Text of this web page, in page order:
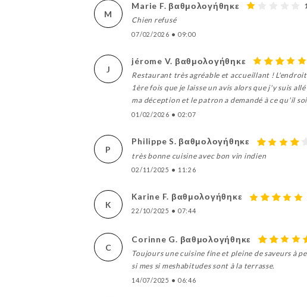
M
Marie F. βαθμολογήθηκε
Chien refusé
07/02/2026 • 09:00
J
jérome V. βαθμολογήθηκε
Restaurant très agréable et accueillant !
1ère fois que je laisse un avis alors que j'y suis
ma déception et le patron a demandé à ce qu'il
01/02/2026 • 02:07
P
Philippe S. βαθμολογήθηκε
très bonne cuisine avec bon vin indien
02/11/2025 • 11:26
K
Karine F. βαθμολογήθηκε
22/10/2025 • 07:44
C
Corinne G. βαθμολογήθηκε
Toujours une cuisine fine et pleine de saveurs à
si mes si meshabitudes sont à la terrasse.
14/07/2025 • 06:46